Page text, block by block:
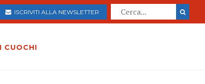
ISCRIVITI ALLA NEWSLETTER
CUOCHI